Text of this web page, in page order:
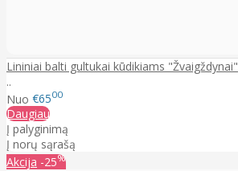
Lininiai balti gultukai kūdikiams "Žvaigždynai"
..
Nuo €6500
Daugiau
Į palyginimą
Į norų sąrašą
Akcija -25%